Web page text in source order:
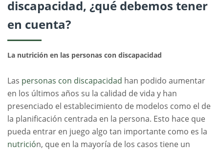
discapacidad, ¿qué debemos tener
en cuenta?
La nutrición en las personas con discapacidad
Las personas con discapacidad han podido aumentar
en los últimos años su la calidad de vida y han
presenciado el establecimiento de modelos como el de
la planificación centrada en la persona. Esto hace que
pueda entrar en juego algo tan importante como es la
nutrición, que en la mayoría de los casos tiene un